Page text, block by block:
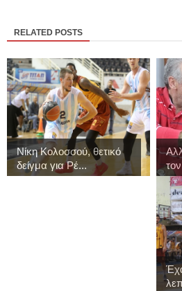
RELATED POSTS
Νίκη Κολοσσού, θετικό
δείγμα για Ρέ...